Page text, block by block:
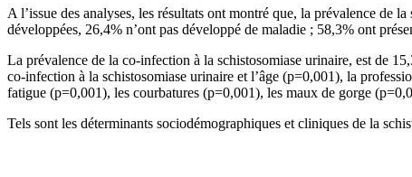
A l’issue des analyses, les résultats ont montré que, la prévalence de
développées, 26,4% n’ont pas développé de maladie ; 58,3% ont
La prévalence de la co-infection à la schistosomiase urinaire, est de
co-infection à la schistosomiase urinaire et l’âge (p=0,001), la
fatigue (p=0,001), les courbatures (p=0,001), les maux de gorge
Tels sont les déterminants sociodémographiques et cliniques de la